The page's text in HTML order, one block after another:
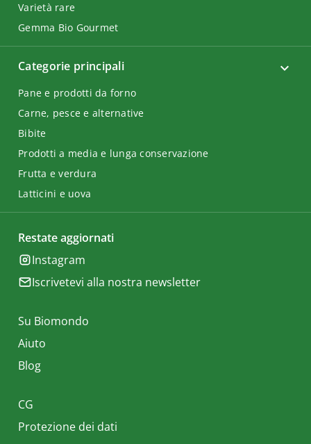
Categorie principali
Pane e prodotti da forno
Carne, pesce e alternative
Bibite
Prodotti a media e lunga conservazione
Frutta e verdura
Latticini e uova
Varietà rare
Gemma Bio Gourmet
Restate aggiornati
Instagram
Iscrivetevi alla nostra newsletter
Su Biomondo
Aiuto
Blog
CG
Protezione dei dati